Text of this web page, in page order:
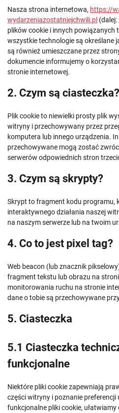
Nasza strona internetowa, https://
wydarzeniazostatniejchwili.pl
plików cookie i innych powiązanych
wszystkie technologie są określane
są również umieszczane przez
dokumencie informujemy o
stronie internetowej.
2. Czym są ciasteczka?
Plik cookie to niewielki prosty plik
witryny i przechowywany przez
komputera lub innego urządzenia.
przechowywane mogą zostać
serwerów odpowiednich stron
3. Czym są skrypty?
Skrypt to fragment kodu programu,
interaktywnego działania naszej
na naszym serwerze lub na twoim
4. Co to jest pixel tag?
Web beacon (lub znacznik
fragment tekstu lub obrazu na
monitorowania ruchu na stronie
dane o tobie są przechowywane
5. Ciasteczka
5.1 Ciasteczka
funkcjonalne
Niektóre pliki cookie zapewniają
części witryny i poznanie
funkcjonalne pliki cookie,